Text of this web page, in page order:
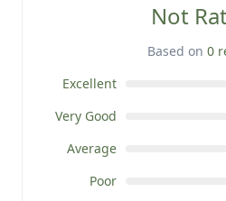
Not
Based on 0
Excellent
Very Good
Average
Poor